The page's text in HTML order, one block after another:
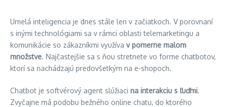
Umelá inteligencia je dnes stále len v začiatkoch. V porovnaní
s inými technológiami sa v rámci oblasti telemarketingu a
komunikácie so zákazníkmi využíva v pomerne malom
množstve. Najčastejšie sa s ňou stretnete vo forme chatbotov,
ktorí sa nachádzajú predovšetkým na e-shopoch.
Chatbot je softvérový agent slúžiaci na interakciu s ľuďmi.
Zvyčajne má podobu bežného online chatu, do ktorého